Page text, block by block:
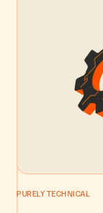
PURELY TECHNICAL